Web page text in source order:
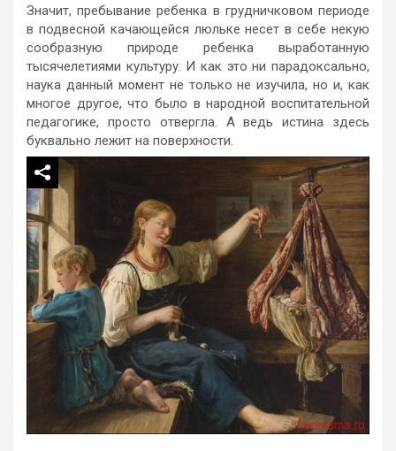
Значит, пребывание ребенка в грудничковом периоде
в подвесной качающейся люльке несет в себе некую
сообразную природе ребенка выработанную
тысячелетиями культуру. И как это ни парадоксально,
наука данный момент не только не изучила, но и, как
многое другое, что было в народной воспитательной
педагогике, просто отвергла. А ведь истина здесь
буквально лежит на поверхности.